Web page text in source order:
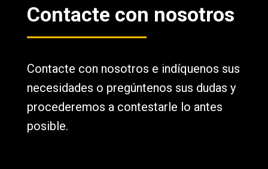
Contacte con nosotros
Contacte con nosotros e indíquenos sus
necesidades o pregúntenos sus dudas y
procederemos a contestarle lo antes
posible.